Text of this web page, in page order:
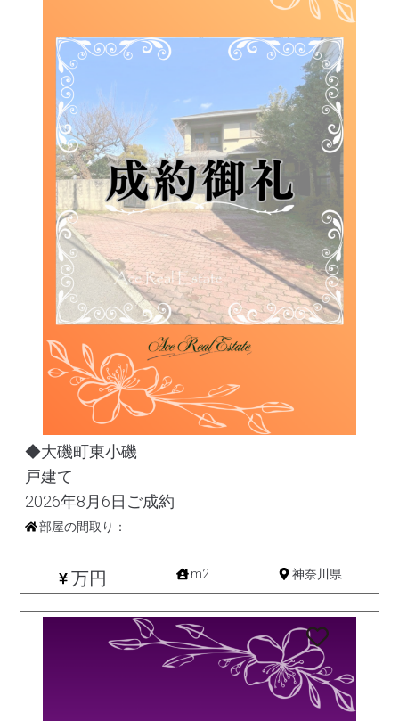
◆大磯町東小磯
戸建て
2026年8月6日ご成約
部屋の間取り：
万円 m2 神奈川県